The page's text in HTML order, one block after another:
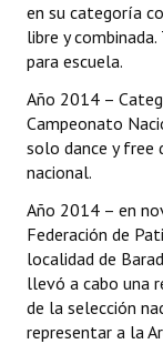
en su categoría
libre y
para escuela.
Año 2014 –
Campeonato
solo dance y free
nacional.
Año 2014 – en
Federación de
localidad de
llevó a cabo una
de la selección
representar a la